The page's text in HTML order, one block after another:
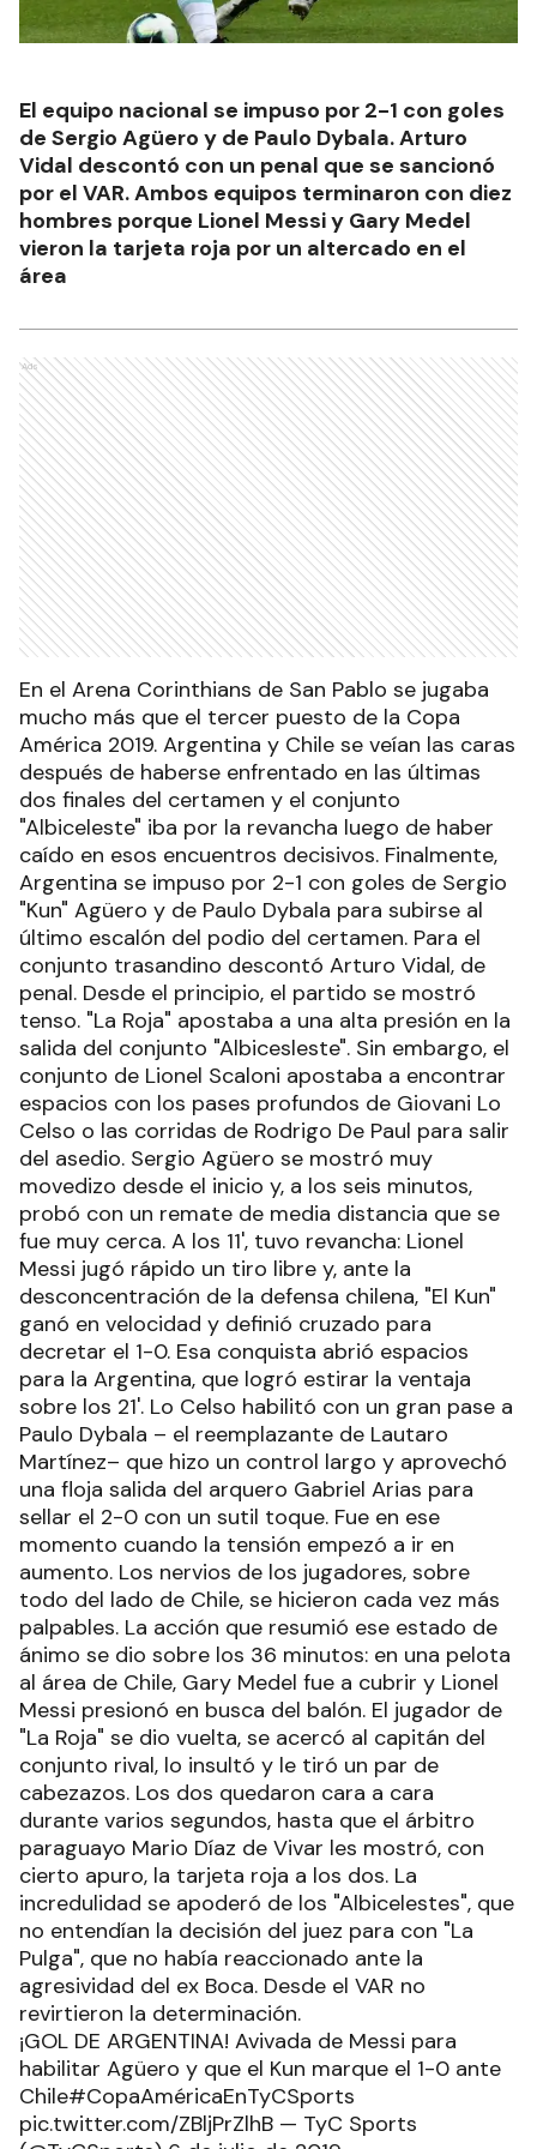
El equipo nacional se impuso por 2-1 con goles
de Sergio Agüero y de Paulo Dybala. Arturo
Vidal descontó con un penal que se sancionó
por el VAR. Ambos equipos terminaron con diez
hombres porque Lionel Messi y Gary Medel
vieron la tarjeta roja por un altercado en el
área
Ads
En el Arena Corinthians de San Pablo se jugaba
mucho más que el tercer puesto de la Copa
América 2019. Argentina y Chile se veían las caras
después de haberse enfrentado en las últimas
dos finales del certamen y el conjunto
"Albiceleste" iba por la revancha luego de haber
caído en esos encuentros decisivos. Finalmente,
Argentina se impuso por 2-1 con goles de Sergio
"Kun" Agüero y de Paulo Dybala para subirse al
último escalón del podio del certamen. Para el
conjunto trasandino descontó Arturo Vidal, de
penal. Desde el principio, el partido se mostró
tenso. "La Roja" apostaba a una alta presión en la
salida del conjunto "Albicesleste". Sin embargo, el
conjunto de Lionel Scaloni apostaba a encontrar
espacios con los pases profundos de Giovani Lo
Celso o las corridas de Rodrigo De Paul para salir
del asedio. Sergio Agüero se mostró muy
movedizo desde el inicio y, a los seis minutos,
probó con un remate de media distancia que se
fue muy cerca. A los 11', tuvo revancha: Lionel
Messi jugó rápido un tiro libre y, ante la
desconcentración de la defensa chilena, "El Kun"
ganó en velocidad y definió cruzado para
decretar el 1-0. Esa conquista abrió espacios
para la Argentina, que logró estirar la ventaja
sobre los 21'. Lo Celso habilitó con un gran pase a
Paulo Dybala – el reemplazante de Lautaro
Martínez– que hizo un control largo y aprovechó
una floja salida del arquero Gabriel Arias para
sellar el 2-0 con un sutil toque. Fue en ese
momento cuando la tensión empezó a ir en
aumento. Los nervios de los jugadores, sobre
todo del lado de Chile, se hicieron cada vez más
palpables. La acción que resumió ese estado de
ánimo se dio sobre los 36 minutos: en una pelota
al área de Chile, Gary Medel fue a cubrir y Lionel
Messi presionó en busca del balón. El jugador de
"La Roja" se dio vuelta, se acercó al capitán del
conjunto rival, lo insultó y le tiró un par de
cabezazos. Los dos quedaron cara a cara
durante varios segundos, hasta que el árbitro
paraguayo Mario Díaz de Vivar les mostró, con
cierto apuro, la tarjeta roja a los dos. La
incredulidad se apoderó de los "Albicelestes", que
no entendían la decisión del juez para con "La
Pulga", que no había reaccionado ante la
agresividad del ex Boca. Desde el VAR no
revirtieron la determinación.
¡GOL DE ARGENTINA! Avivada de Messi para
habilitar Agüero y que el Kun marque el 1-0 ante
Chile#CopaAméricaEnTyCSports
pic.twitter.com/ZBljPrZlhB — TyC Sports